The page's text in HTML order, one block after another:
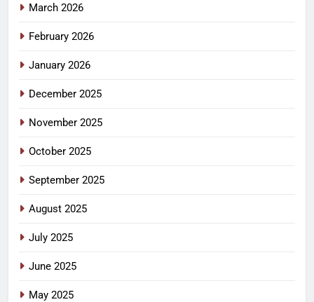
March 2026
February 2026
January 2026
December 2025
November 2025
October 2025
September 2025
August 2025
July 2025
June 2025
May 2025